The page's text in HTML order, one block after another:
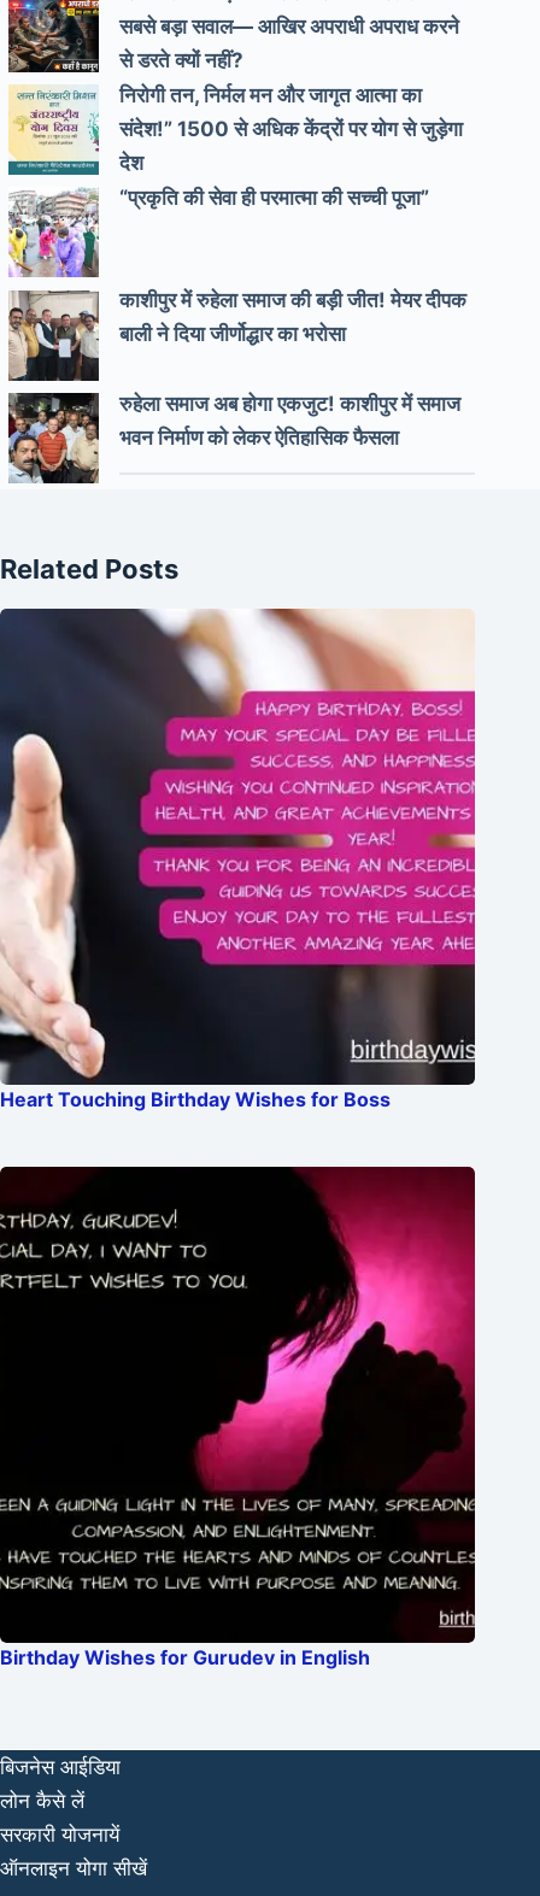
सबसे बड़ा सवाल— आखिर अपराधी अपराध करने
से डरते क्यों नहीं?
निरोगी तन, निर्मल मन और जागृत आत्मा का
संदेश!” 1500 से अधिक केंद्रों पर योग से जुड़ेगा
देश
“प्रकृति की सेवा ही परमात्मा की सच्ची पूजा”
काशीपुर में रुहेला समाज की बड़ी जीत! मेयर दीपक
बाली ने दिया जीर्णोद्धार का भरोसा
रुहेला समाज अब होगा एकजुट! काशीपुर में समाज
भवन निर्माण को लेकर ऐतिहासिक फैसला
Related Posts
Heart Touching Birthday Wishes for Boss
Birthday Wishes for Gurudev in English
बिजनेस आईडिया
लोन कैसे लें
सरकारी योजनायें
ऑनलाइन योगा सीखें